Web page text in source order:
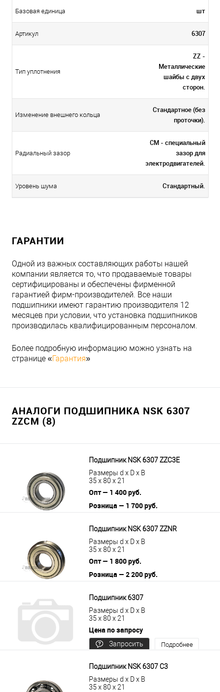
Базовая единица шт
Артикул 6307
Тип уплотнения
ZZ -
Металлические
шайбы с двух
сторон.
Изменение внешнего кольца
Стандартное (без
проточки).
Радиальный зазор
CM - специальный
зазор для
электродвигателей.
Уровень шума Стандартный.
ГАРАНТИИ
Одной из важных составляющих работы нашей
компании является то, что продаваемые товары
сертифицированы и обеспечены фирменной
гарантией фирм-производителей. Все наши
подшипники имеют гарантию производителя 12
месяцев при условии, что установка подшипников
производилась квалифицированным персоналом.
Более подробную информацию можно узнать на
странице «Гарантия»
АНАЛОГИ ПОДШИПНИКА NSK 6307
ZZCM (8)
Подшипник NSK 6307 ZZC3E
Размеры d x D x B
35 x 80 x 21
Опт — 1 400 руб.
Розница — 1 700 руб.
Подшипник NSK 6307 ZZNR
Размеры d x D x B
35 x 80 x 21
Опт — 1 800 руб.
Розница — 2 200 руб.
Подшипник 6307
Размеры d x D x B
35 x 80 x 21
Цена по запросу
Запросить
Подробнее
Подшипник NSK 6307 C3
Размеры d x D x B
35 x 80 x 21